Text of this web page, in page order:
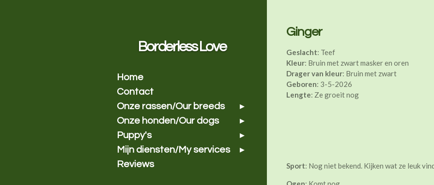
Ginger
Geslacht: Teef
Kleur: Bruin met zwart masker en oren
Drager van kleur: Bruin met zwart
Geboren: 3-5-2026
Lengte: Ze groeit nog
Sport: Nog niet bekend. Kijken wat ze leuk
Borderless Love
Home
Contact
Onze rassen/Our breeds
Onze honden/Our dogs
Puppy's
Mijn diensten/My services
Reviews